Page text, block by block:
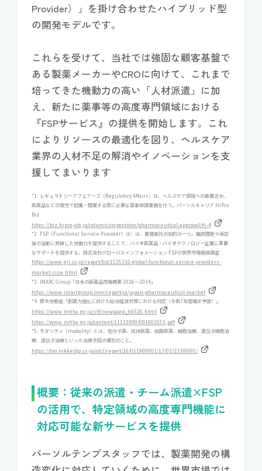
Provider）」を掛け合わせたハイブリッド型
の開発モデルです。
これらを受けて、当社では強固な顧客基盤で
ある製薬メーカーやCROに向けて、これまで
培ってきた機動力の高い「人材派遣」に加
え、新たに薬事等の高度専門領域における
『FSPサービス』の提供を開始します。これ
によりリソースの最適化を図り、ヘルスケア
業界の人材不足の解消やイノベーションを支
援してまいります
*1: レギュラトリーアフェアーズ（Regulatory Affairs）は、ヘルスケア領域への事業含め、
医薬品などの販売で起業・開業する際に必要な薬事申請業務を行う。パーソルキャリア HiPro
Biz
https://biz.hipro-job.jp/column/corporation/pharmaceutical-approval/#i-4
*2: FSP（Functional Service Provider）は）は、業務委託の契約の一つ。臨床開発や承認
後の活動に熟練した労働力を提供することで、バイオ医薬品・バイオテクノロジー企業に重要
なサポートを提供する。株式会社グローバルインフォメーション FSPの世界市場規模調査
https://www.gii.co.jp/report/bzc1525316-global-functional-service-providers-
market-size.html
*3: IMARC Group「日本の医薬品市場概要 2026～2034」
https://www.imarcgroup.com/report/ja/japan-pharmaceutical-market
*4: 厚生労働省「創薬力強化に向けた総合経済対策における対応（令和7年度補正予算）」
https://www.mhlw.go.jp/stf/newpage_66526.html
https://www.mhlw.go.jp/content/11121000/001602553.pdf
*5: モダリティ（modality）とは、低分子薬、抗体医薬、核酸医薬、細胞治療、遺伝子細胞治
療、遺伝子治療といった治療手段の種別のこと。
https://bio.nikkeibp.co.jp/atcl/report/16/011900001/17/03/23/00095/
概要：従来の派遣・チーム派遣×FSP
の活用で、特定領域の高度専門機能に
対応可能な新サービスを提供
パーソルテンプスタッフでは、製薬開発の構